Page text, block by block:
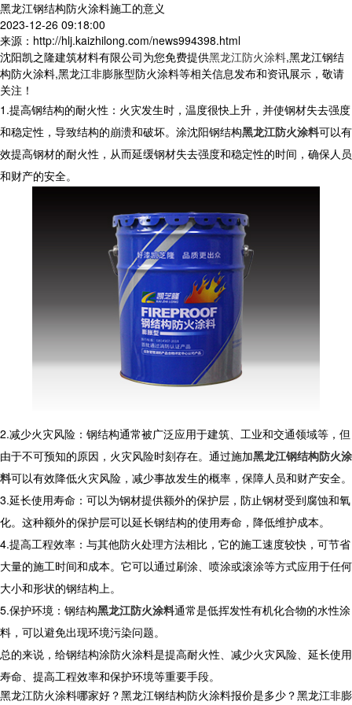
黑龙江钢结构防火涂料施工的意义
2023-12-26 09:18:00
来源：http://hlj.kaizhilong.com/news994398.html
沈阳凯之隆建筑材料有限公司为您免费提供黑龙江防火涂料,黑龙江钢结
构防火涂料,黑龙江非膨胀型防火涂料等相关信息发布和资讯展示，敬请
关注！
1.提高钢结构的耐火性：火灾发生时，温度很快上升，并使钢材失去强度
和稳定性，导致结构的崩溃和破坏。涂沈阳钢结构黑龙江防火涂料可以有
效提高钢材的耐火性，从而延缓钢材失去强度和稳定性的时间，确保人员
和财产的安全。
2.减少火灾风险：钢结构通常被广泛应用于建筑、工业和交通领域等，但
由于不可预知的原因，火灾风险时刻存在。通过施加黑龙江钢结构防火涂
料可以有效降低火灾风险，减少事故发生的概率，保障人员和财产安全。
3.延长使用寿命：可以为钢材提供额外的保护层，防止钢材受到腐蚀和氧
化。这种额外的保护层可以延长钢结构的使用寿命，降低维护成本。
4.提高工程效率：与其他防火处理方法相比，它的施工速度较快，可节省
大量的施工时间和成本。它可以通过刷涂、喷涂或滚涂等方式应用于任何
大小和形状的钢结构上。
5.保护环境：钢结构黑龙江防火涂料通常是低挥发性有机化合物的水性涂
料，可以避免出现环境污染问题。
总的来说，给钢结构涂防火涂料是提高耐火性、减少火灾风险、延长使用
寿命、提高工程效率和保护环境等重要手段。
黑龙江防火涂料哪家好？黑龙江钢结构防火涂料报价是多少？黑龙江非膨